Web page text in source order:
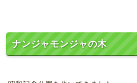
ナンジャモンジャの木